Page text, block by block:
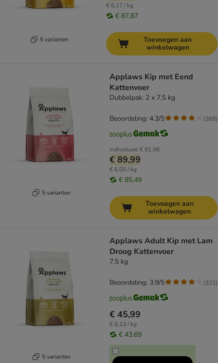
5 varianten
€ 6,17 / kg
€ 87,87
Toevoegen aan
winkelwagen
5 varianten
Applaws Kip met Eend
Kattenvoer
Dubbelpak: 2 x 7,5 kg
individueel€ 91,98
€ 89,99
€ 6,00 / kg
€ 85,49
Beoordeling: 4.3/5 (369)
Toevoegen aan
winkelwagen
5 varianten
Applaws Adult Kip met Lam
Droog Kattenvoer
7,5 kg
€ 45,99
€ 6,13 / kg
€ 43,69
Beoordeling: 3.9/5 (321)